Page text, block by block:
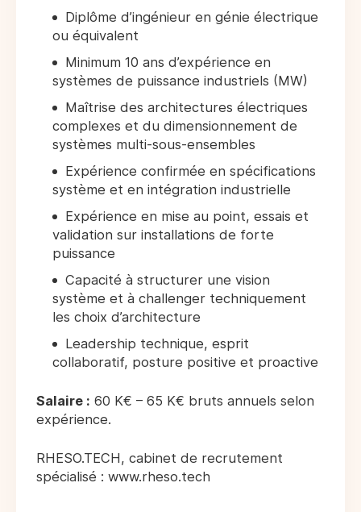
Diplôme d’ingénieur en génie électrique
ou équivalent
Minimum 10 ans d’expérience en
systèmes de puissance industriels (MW)
Maîtrise des architectures électriques
complexes et du dimensionnement de
systèmes multi-sous-ensembles
Expérience confirmée en spécifications
système et en intégration industrielle
Expérience en mise au point, essais et
validation sur installations de forte
puissance
Capacité à structurer une vision
système et à challenger techniquement
les choix d’architecture
Leadership technique, esprit
collaboratif, posture positive et proactive
Salaire : 60 K€ – 65 K€ bruts annuels selon
expérience.
RHESO.TECH, cabinet de recrutement
spécialisé : www.rheso.tech